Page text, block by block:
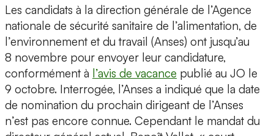
Les candidats à la direction générale de l’Agence
nationale de sécurité sanitaire de l’alimentation, de
l’environnement et du travail (Anses) ont jusqu’au
8 novembre pour envoyer leur candidature,
conformément à l’avis de vacance publié au JO le
9 octobre. Interrogée, l’Anses a indiqué que la date
de nomination du prochain dirigeant de l’Anses
n’est pas encore connue. Cependant le mandat du